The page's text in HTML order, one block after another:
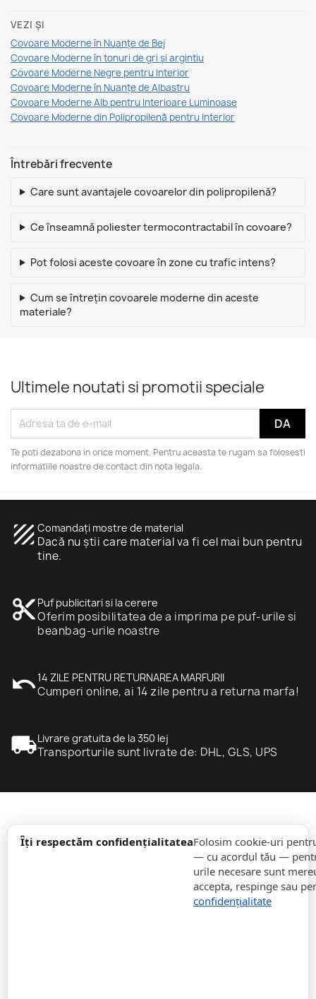
Îți respectăm confidențialitateaFolosim cookie-uri
— cu acordul tău —
urile necesare sunt
accepta, respinge sau
confidențialitate
VEZI ȘI
Covoare Moderne în Nuanțe de Bej
Covoare Moderne în tonuri de gri și argintiu
Covoare Moderne Negre pentru Interior
Covoare Moderne în Nuanțe de Albastru
Covoare Moderne Alb pentru Interioare Luminoase
Covoare Moderne din Polipropilenă pentru Interior
Întrebări frecvente
Care sunt avantajele covoarelor din polipropilenă?
Ce înseamnă poliester termocontractabil în covoare?
Pot folosi aceste covoare în zone cu trafic intens?
Cum se întrețin covoarele moderne din aceste
materiale?
Ultimele noutati si promotii speciale
Te poti dezabona in orice moment. Pentru aceasta te rugam sa folosesti
informatiile noastre de contact din nota legala.
texture Comandați mostre de material
Dacă nu știi care material va fi cel mai bun pentru
tine.
content_cut Puf publicitari si la cerere
Oferim posibilitatea de a imprima pe puf-urile si
beanbag-urile noastre
undo14 ZILE PENTRU RETURNAREA MARFURII
Cumperi online, ai 14 zile pentru a returna marfa!
local_shippingLivrare gratuita de la 350 lej
Transporturile sunt livrate de: DHL, GLS, UPS
informație
expand_more